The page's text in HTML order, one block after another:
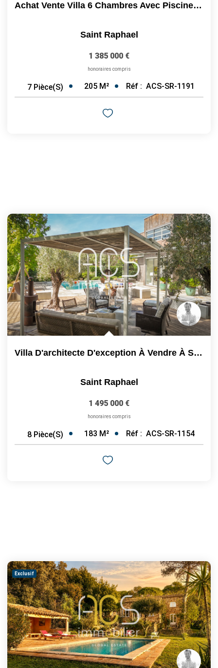
Achat Vente Villa 6 Chambres Avec Piscine À Débordement -...
Saint Raphael
1 385 000 €
honoraires compris
7 Pièce(s) 205 M² Réf : ACS-SR-1191
Villa D'architecte D'exception À Vendre À Saint-Raphaël -...
Saint Raphael
1 495 000 €
honoraires compris
8 Pièce(s) 183 M² Réf : ACS-SR-1154
Exclusif